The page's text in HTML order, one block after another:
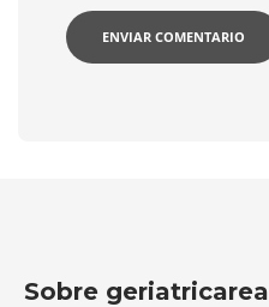
Sobre geriatricarea